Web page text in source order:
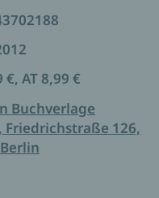
€, AT 8,99 €
Buchverlage
Friedrichstraße 126,